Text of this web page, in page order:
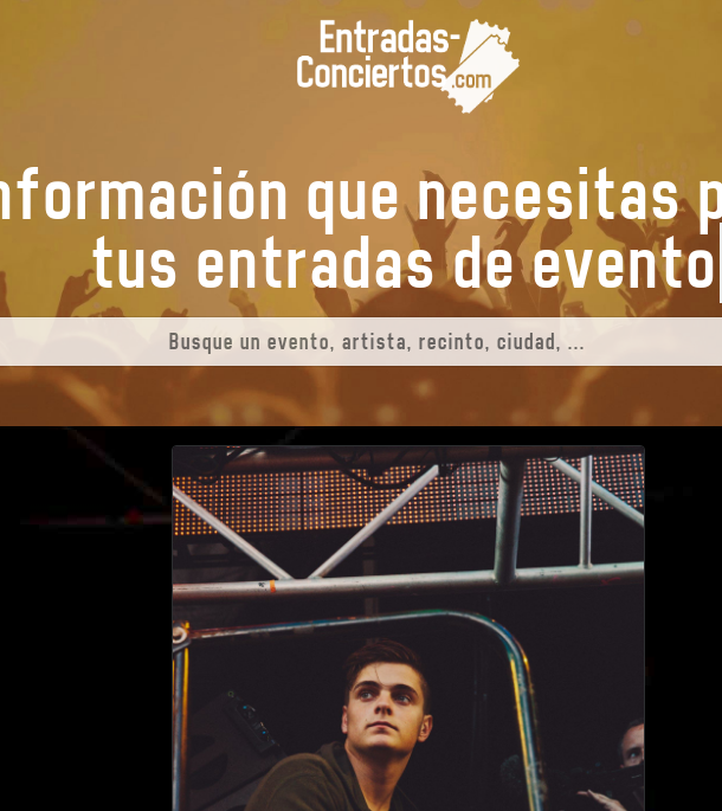
que necesitas
tus entradas deeventos